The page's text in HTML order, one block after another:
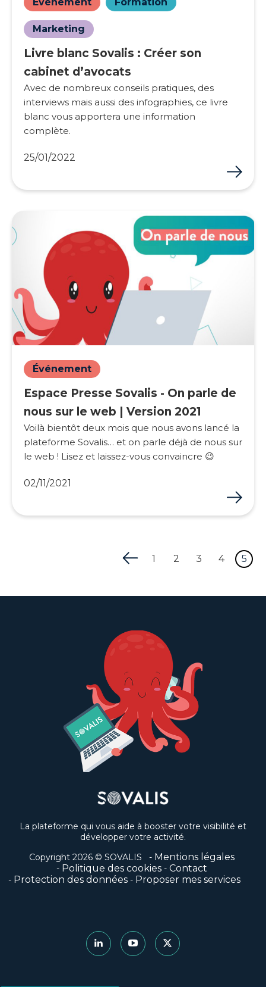
Marketing
Livre blanc Sovalis : Créer son
cabinet d’avocats
Avec de nombreux conseils pratiques, des
interviews mais aussi des infographies, ce livre
blanc vous apportera une information
complète.
25/01/2022
Événement
Espace Presse Sovalis - On parle de
nous sur le web | Version 2021
Voilà bientôt deux mois que nous avons lancé la
plateforme Sovalis… et on parle déjà de nous sur
le web ! Lisez et laissez-vous convaincre 😉
02/11/2021
1 2 3 4 5
La plateforme qui vous aide à booster votre visibilité et
développer votre activité.
Copyright 2026 © SOVALIS
Mentions légales
Politique des cookies
Contact
Protection des données
Proposer mes services